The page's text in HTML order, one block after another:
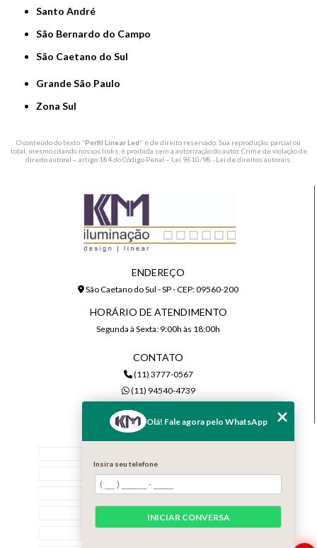
Santo André
São Bernardo do Campo
São Caetano do Sul
Grande São Paulo
Zona Sul
O conteúdo do texto "Perfil Linear Led" é de direito reservado. Sua reprodução, parcial ou
total, mesmo citando nossos links, é proibida sem a autorização do autor. Crime de violação de
direito autoral – artigo 184 do Código Penal – Lei 9610/98 - Lei de direitos autorais
ENDEREÇO
São Caetano do Sul - SP - CEP: 09560-200
HORÁRIO DE ATENDIMENTO
Segunda à Sexta: 9:00h às 18:00h
CONTATO
(11) 3777-0567
(11) 94540-4739
Quem Somos
Serviços
Contato
Olá! Fale agora pelo WhatsApp
Insira seu telefone
INICIAR CONVERSA